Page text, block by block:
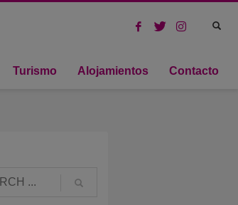
Turismo Alojamientos Contacto